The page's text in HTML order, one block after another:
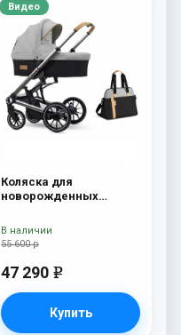
Видео
Коляска для
новорожденных
Grey
55 600 р
47 290 e
Купить
В наличии